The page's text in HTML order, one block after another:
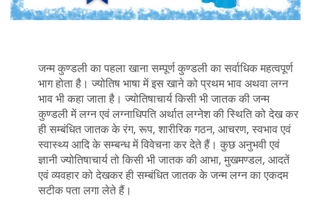
जन्म कुण्डली का पहला खाना सम्पूर्ण कुण्डली का सर्वाधिक महत्वपूर्ण
भाग होता है। ज्योतिष भाषा में इस खाने को प्रथम भाव अथवा लग्न
भाव भी कहा जाता है। ज्योतिषाचार्य किसी भी जातक की जन्म
कुण्डली में लग्न एवं लग्नाधिपति अर्थात लग्नेश की स्थिति को देख कर
ही सम्बंधित जातक के रंग, रूप, शारीरिक गठन, आचरण, स्वभाव एवं
स्वास्थ्य आदि के सम्बन्ध में विवेचना कर देते हैं। कुछ अनुभवी एवं
ज्ञानी ज्योतिषाचार्य तो किसी भी जातक की आभा, मुखमण्डल, आदतें
एवं व्यवहार को देखकर ही सम्बंधित जातक के जन्म लग्न का एकदम
सटीक पता लगा लेते हैं।